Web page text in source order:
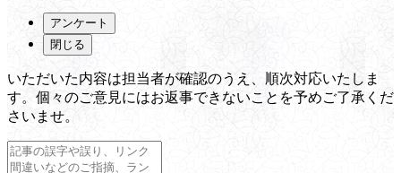
アンケート
閉じる
いただいた内容は担当者が確認のうえ、順次対応いたしま
す。個々のご意見にはお返事できないことを予めご了承くだ
さいませ。